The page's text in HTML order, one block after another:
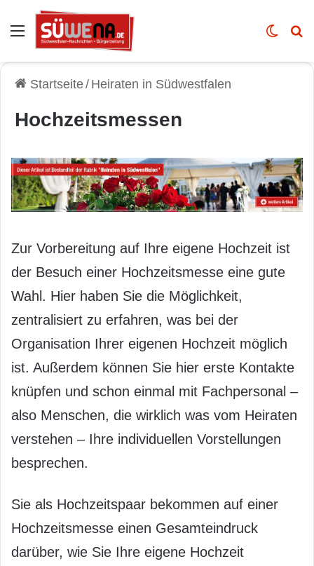
Auswahl Skin
Startseite/ Heiraten in Südwestfalen
Hochzeitsmessen
Zur Vorbereitung auf Ihre eigene Hochzeit ist
der Besuch einer Hochzeitsmesse eine gute
Wahl. Hier haben Sie die Möglichkeit,
zentralisiert zu erfahren, was bei der
Organisation Ihrer eigenen Hochzeit möglich
ist. Außerdem können Sie hier erste Kontakte
knüpfen und schon einmal mit Fachpersonal –
also Menschen, die wirklich was vom Heiraten
verstehen – Ihre individuellen Vorstellungen
besprechen.
Sie als Hochzeitspaar bekommen auf einer
Hochzeitsmesse einen Gesamteindruck
darüber, wie Sie Ihre eigene Hochzeit